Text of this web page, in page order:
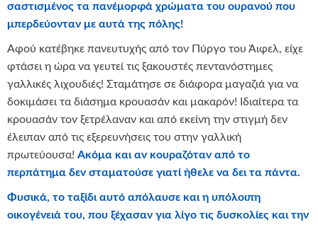
σαστισμένος τα πανέμορφά χρώματα του ουρανού που
μπερδεύονταν με αυτά της πόλης!
Αφού κατέβηκε πανευτυχής από τον Πύργο του Άιφελ, είχε
φτάσει η ώρα να γευτεί τις ξακουστές πεντανόστημες
γαλλικές λιχουδιές! Σταμάτησε σε διάφορα μαγαζιά για να
δοκιμάσει τα διάσημα κρουασάν και μακαρόν! Ιδιαίτερα τα
κρουασάν τον ξετρέλαναν και από εκείνη την στιγμή δεν
έλειπαν από τις εξερευνήσεις του στην γαλλική
πρωτεύουσα! Ακόμα και αν κουραζόταν από το
περπάτημα δεν σταματούσε γιατί ήθελε να δει τα πάντα.
Φυσικά, το ταξίδι αυτό απόλαυσε και η υπόλοιπη
οικογένειά του, που ξέχασαν για λίγο τις δυσκολίες και την